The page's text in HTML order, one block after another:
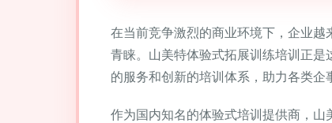
在当前竞争激烈的商业环境下，企业
青睐。山美特体验式拓展训练培训正
的服务和创新的培训体系，助力各类企
作为国内知名的体验式培训提供商，